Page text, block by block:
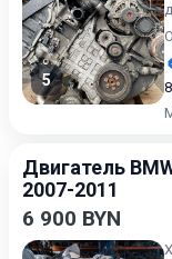
5
Двигатель
2007-2011
6 900 BYN